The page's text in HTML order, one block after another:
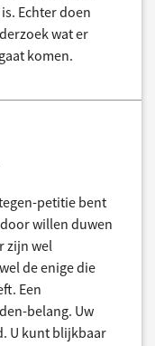
Echter doen
wat er
komen.
petitie bent
willen duwen
zijn wel
de enige die
Een
belang. Uw
U kunt blijkbaar